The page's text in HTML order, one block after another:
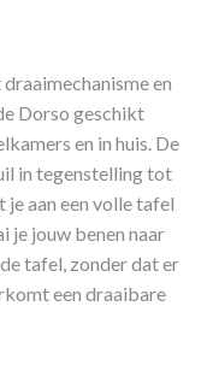
en
Dorso geschikt
en in huis. De
in tegenstelling tot
aan een volle tafel
je jouw benen naar
tafel, zonder dat er
een draaibare